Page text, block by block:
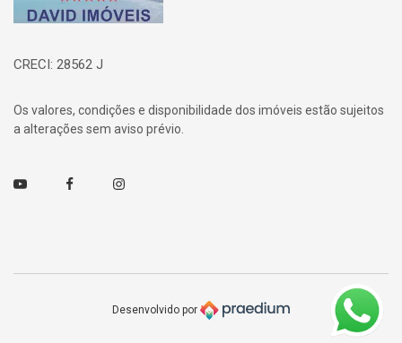
CRECI: 28562 J
Os valores, condições e disponibilidade dos imóveis estão sujeitos
a alterações sem aviso prévio.
Youtube FacebookInstagram
Desenvolvido por